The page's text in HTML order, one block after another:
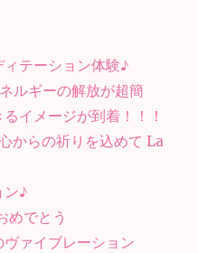
テーション体験♪
ルギーの解放が超簡
イメージが到着！！！
からの祈りを込めて La
ン♪
めでとう
ァイブレーション